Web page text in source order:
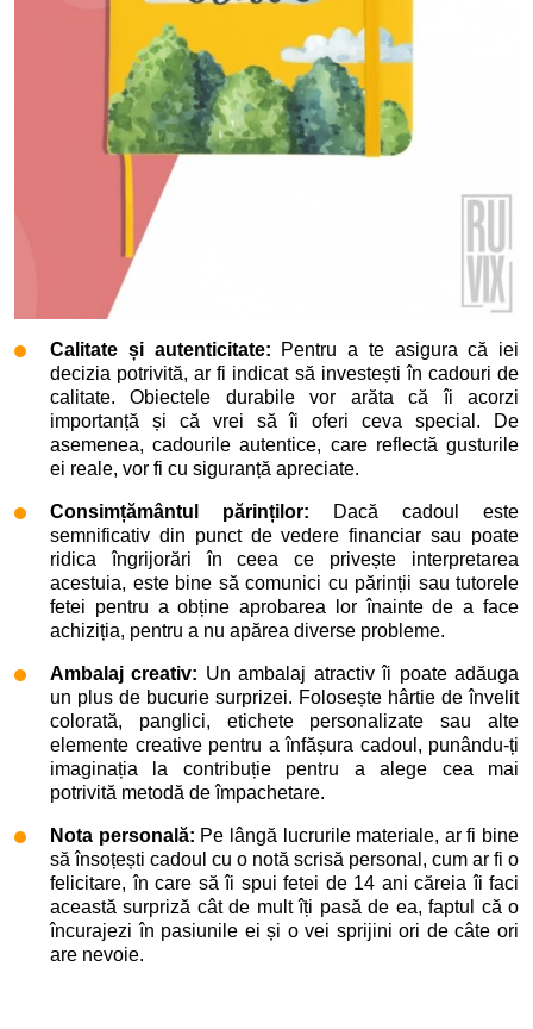
Calitate și autenticitate: Pentru a te asigura că iei
decizia potrivită, ar fi indicat să investești în cadouri de
calitate. Obiectele durabile vor arăta că îi acorzi
importanță și că vrei să îi oferi ceva special. De
asemenea, cadourile autentice, care reflectă gusturile
ei reale, vor fi cu siguranță apreciate.
Consimțământul părinților: Dacă cadoul este
semnificativ din punct de vedere financiar sau poate
ridica îngrijorări în ceea ce privește interpretarea
acestuia, este bine să comunici cu părinții sau tutorele
fetei pentru a obține aprobarea lor înainte de a face
achiziția, pentru a nu apărea diverse probleme.
Ambalaj creativ: Un ambalaj atractiv îi poate adăuga
un plus de bucurie surprizei. Folosește hârtie de învelit
colorată, panglici, etichete personalizate sau alte
elemente creative pentru a înfășura cadoul, punându-ți
imaginația la contribuție pentru a alege cea mai
potrivită metodă de împachetare.
Nota personală: Pe lângă lucrurile materiale, ar fi bine
să însoțești cadoul cu o notă scrisă personal, cum ar fi o
felicitare, în care să îi spui fetei de 14 ani căreia îi faci
această surpriză cât de mult îți pasă de ea, faptul că o
încurajezi în pasiunile ei și o vei sprijini ori de câte ori
are nevoie.